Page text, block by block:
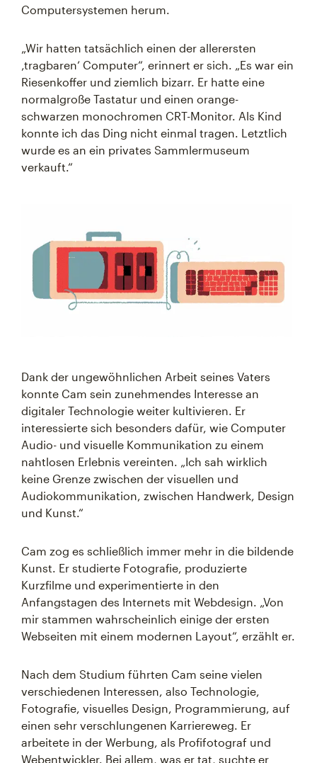
Computersystemen herum.
„Wir hatten tatsächlich einen der allerersten
‚tragbaren‘ Computer“, erinnert er sich. „Es war ein
Riesenkoffer und ziemlich bizarr. Er hatte eine
normalgroße Tastatur und einen orange-
schwarzen monochromen CRT-Monitor. Als Kind
konnte ich das Ding nicht einmal tragen. Letztlich
wurde es an ein privates Sammlermuseum
verkauft.“
Dank der ungewöhnlichen Arbeit seines Vaters
konnte Cam sein zunehmendes Interesse an
digitaler Technologie weiter kultivieren. Er
interessierte sich besonders dafür, wie Computer
Audio- und visuelle Kommunikation zu einem
nahtlosen Erlebnis vereinten. „Ich sah wirklich
keine Grenze zwischen der visuellen und
Audiokommunikation, zwischen Handwerk, Design
und Kunst.“
Cam zog es schließlich immer mehr in die bildende
Kunst. Er studierte Fotografie, produzierte
Kurzfilme und experimentierte in den
Anfangstagen des Internets mit Webdesign. „Von
mir stammen wahrscheinlich einige der ersten
Webseiten mit einem modernen Layout“, erzählt er.
Nach dem Studium führten Cam seine vielen
verschiedenen Interessen, also Technologie,
Fotografie, visuelles Design, Programmierung, auf
einen sehr verschlungenen Karriereweg. Er
arbeitete in der Werbung, als Profifotograf und
Webentwickler. Bei allem, was er tat, suchte er